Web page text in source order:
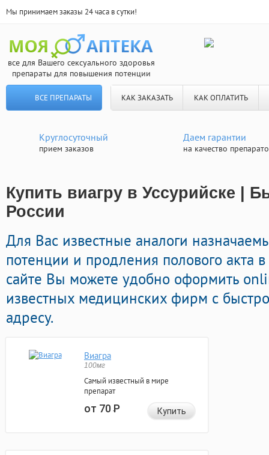
Мы принимаем заказы 24 часа в сутки!
все для Вашего сексуального здоровья
препараты для повышения потенции
ВСЕ ПРЕПАРАТЫ КАК ЗАКАЗАТЬ КАК ОПЛАТИТЬ
Круглосуточный
прием заказов
Даем гарантии
на качество
Купить виагру в Уссурийске |
России
Для Вас известные аналоги
потенции и продления полового акта
сайте Вы можете удобно оформить
известных медицинских фирм с
адресу.
Виагра
100мг
Самый известный в мире
препарат
от 70Р Купить